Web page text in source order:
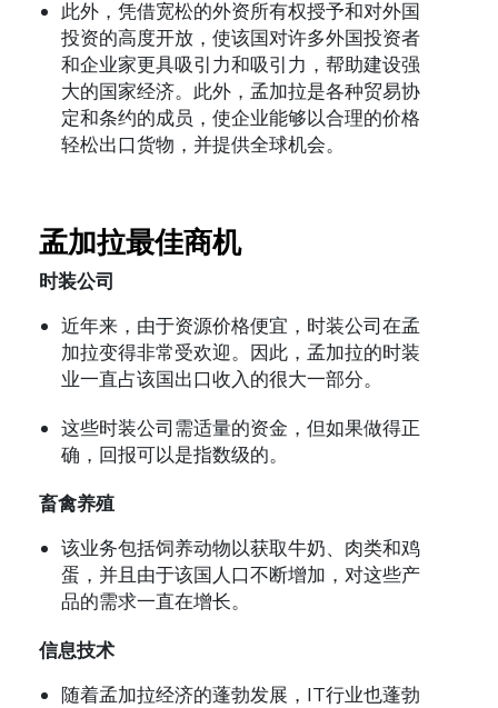
此外，凭借宽松的外资所有权授予和对外国
投资的高度开放，使该国对许多外国投资者
和企业家更具吸引力和吸引力，帮助建设强
大的国家经济。此外，孟加拉是各种贸易协
定和条约的成员，使企业能够以合理的价格
轻松出口货物，并提供全球机会。
孟加拉最佳商机
时装公司
近年来，由于资源价格便宜，时装公司在孟
加拉变得非常受欢迎。因此，孟加拉的时装
业一直占该国出口收入的很大一部分。
这些时装公司需适量的资金，但如果做得正
确，回报可以是指数级的。
畜禽养殖
该业务包括饲养动物以获取牛奶、肉类和鸡
蛋，并且由于该国人口不断增加，对这些产
品的需求一直在增长。
信息技术
随着孟加拉经济的蓬勃发展，IT行业也蓬勃